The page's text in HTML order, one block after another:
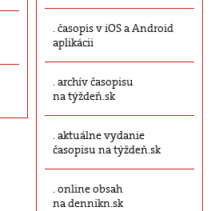
časopis v iOS a Android
aplikácii
archív časopisu
na týždeň.sk
aktuálne vydanie
časopisu na týždeň.sk
online obsah
na dennikn.sk